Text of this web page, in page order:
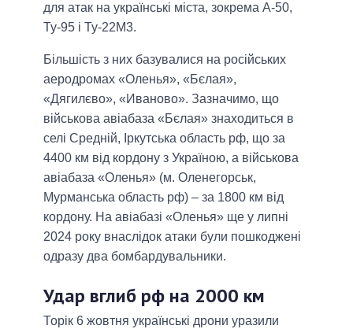
для атак на українські міста, зокрема А-50,
Ту-95 і Ту-22М3.
Більшість з них базувалися на російських
аеродромах «Оленья», «Бєлая»,
«Дягилєво», «Иваново». Зазначимо, що
військова авіабаза «Бєлая» знаходиться в
селі Средній, Іркутська область рф, що за
4400 км від кордону з Україною, а військова
авіабаза «Оленья» (м. Оленегорськ,
Мурманська область рф) – за 1800 км від
кордону. На авіабазі «Оленья» ще у липні
2024 року внаслідок атаки були пошкоджені
одразу два бомбардувальники.
Удар вглиб рф на 2000 км
Торік 6 жовтня українські дрони уразили